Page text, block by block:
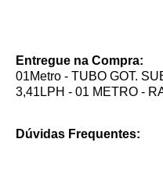
Entregue na Compra:
01Metro - TUBO GOT.
3,41LPH - 01 METRO -
Dúvidas Frequentes: